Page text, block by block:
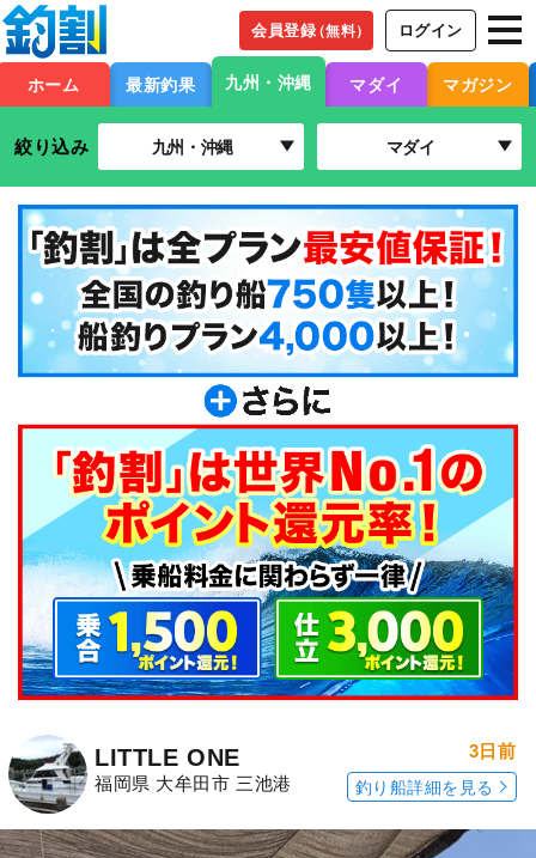
会員登録（無料） ログイン
ホーム 最新釣果 九州・沖縄 マダイ マガジン
絞り込み 九州・沖縄 マダイ
LITTLE ONE
福岡県 大牟田市 三池港
3日前
釣り船詳細を見る